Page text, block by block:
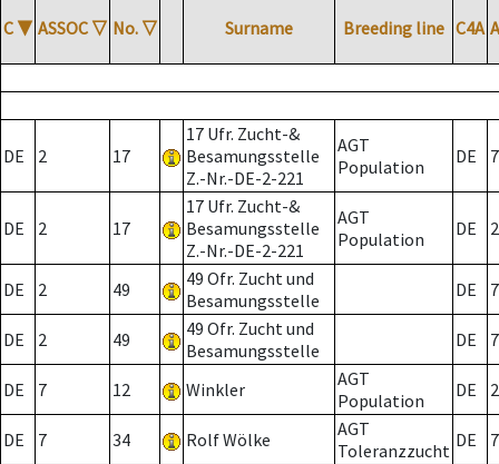
C ▼ ASSOC ▽ No. ▽ Surname Breeding line C4A
DE 2 17
17 Ufr. Zucht-&
Besamungsstelle
Z.-Nr.-DE-2-221
AGT
Population
DE 7
DE 2 17
17 Ufr. Zucht-&
Besamungsstelle
Z.-Nr.-DE-2-221
AGT
Population
DE 2
DE 2 49
49 Ofr. Zucht und
Besamungsstelle
DE 7
DE 2 49
49 Ofr. Zucht und
Besamungsstelle
DE 7
DE 7 12 Winkler
AGT
Population
DE 2
DE 7 34 Rolf Wölke
AGT
Toleranzzucht DE 7